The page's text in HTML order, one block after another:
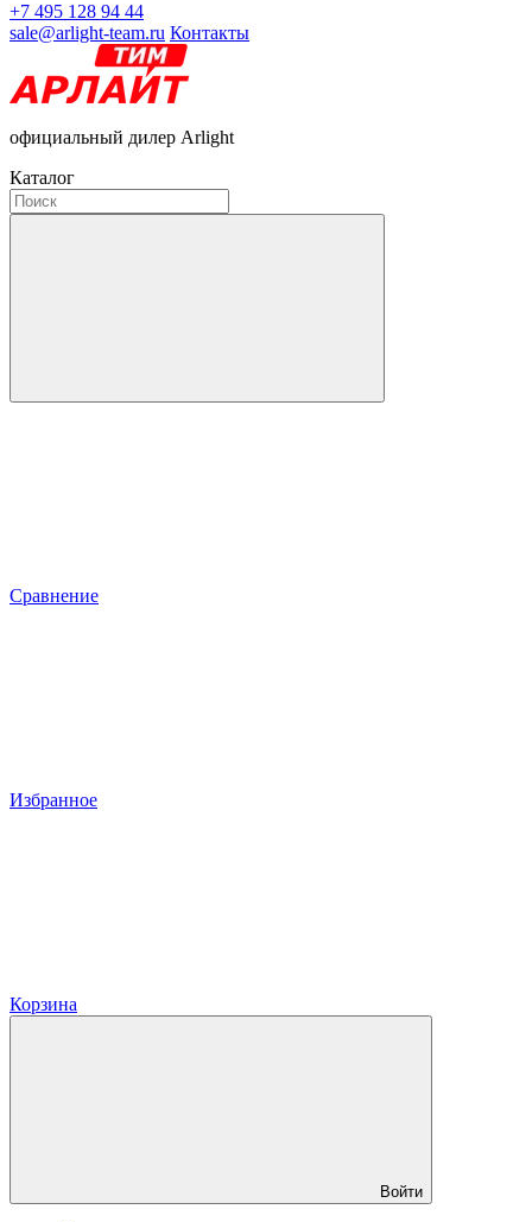
+7 495 128 94 44
sale@arlight-team.ru Контакты
официальный дилер Arlight
Каталог
Сравнение
Избранное
Корзина
Войти